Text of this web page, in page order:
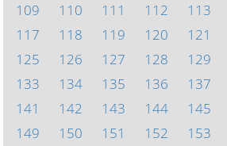
109
110 111 112 113
117
118 119 120 121
125
126 127 128 129
133
134 135 136 137
141
142 143 144 145
149
150 151 152 153